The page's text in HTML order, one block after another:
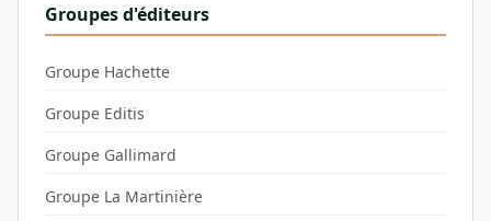
Groupes d'éditeurs
Groupe Hachette
Groupe Editis
Groupe Gallimard
Groupe La Martinière